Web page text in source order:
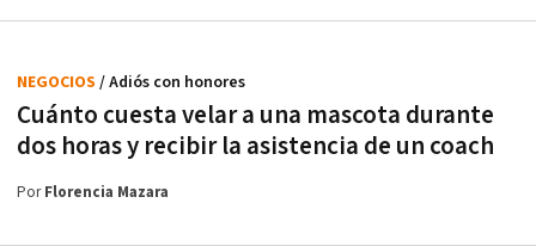
Cuánto cuesta velar a una mascota durante
dos horas y recibir la asistencia de un coach
NEGOCIOS / Adiós con honores
PorFlorencia Mazara